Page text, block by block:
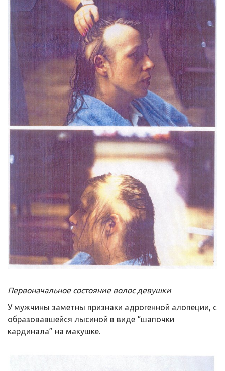
Первоначальное состояние волос девушки
У мужчины заметны признаки адрогенной алопеции, с
образовавшейся лысиной в виде “шапочки
кардинала” на макушке.